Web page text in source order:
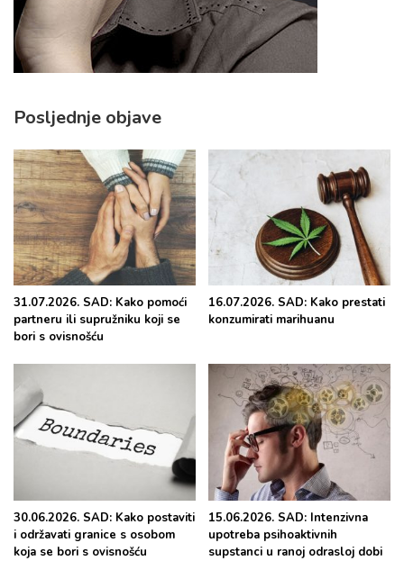
Posljednje objave
31.07.2026. SAD: Kako pomoći
partneru ili supružniku koji se
bori s ovisnošću
16.07.2026. SAD: Kako prestati
konzumirati marihuanu
30.06.2026. SAD: Kako postaviti
i održavati granice s osobom
koja se bori s ovisnošću
15.06.2026. SAD: Intenzivna
upotreba psihoaktivnih
supstanci u ranoj odrasloj dobi